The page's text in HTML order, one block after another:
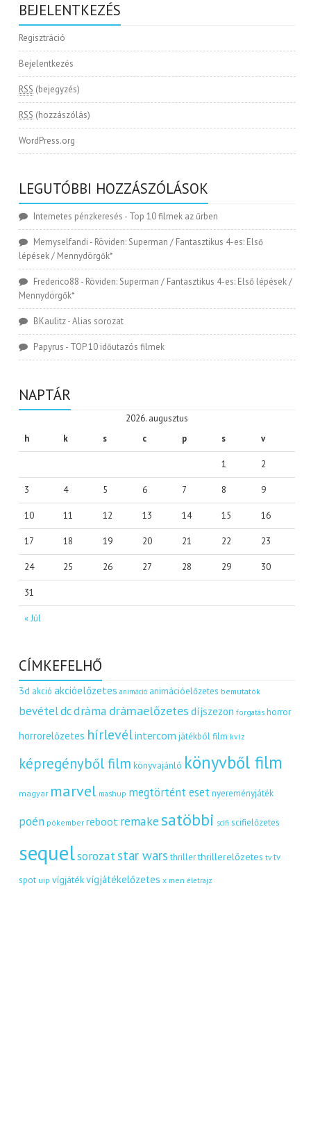
BEJELENTKEZÉS
Regisztráció
Bejelentkezés
RSS (bejegyzés)
RSS (hozzászólás)
WordPress.org
LEGUTÓBBI HOZZÁSZÓLÁSOK
Internetes pénzkeresés - Top 10 filmek az űrben
Memyselfandi - Röviden: Superman / Fantasztikus 4-es: Első
lépések / Mennydörgők*
Frederico88 - Röviden: Superman / Fantasztikus 4-es: Első lépések /
Mennydörgők*
BKaulitz-Alias sorozat
Papyrus - TOP 10 időutazós filmek
NAPTÁR
2026. augusztus
h
k s c p s v
« Júl
1 2
3 4 5 6 7 8 9
10 11 12 13 14 15 16
17 18 19 20 21 22 23
24 25 26 27 28 29 30
31
CÍMKEFELHŐ
3d akció akcióelőzetes animáció animációelőzetes bemutatók
bevételdcdráma drámaelőzetes díjszezon forgatás horror
horrorelőzetes hírlevélintercom játékból film kvíz
képregényből film könyvajánló könyvből film
magyar marvel mashup megtörtént eset nyereményjáték
poén pókember reboot remakesatöbbi scifi scifielőzetes
sequelsorozatstar wars thriller thrillerelőzetes tv tv
spot uip vígjátékvígjátékelőzetes x men életrajz